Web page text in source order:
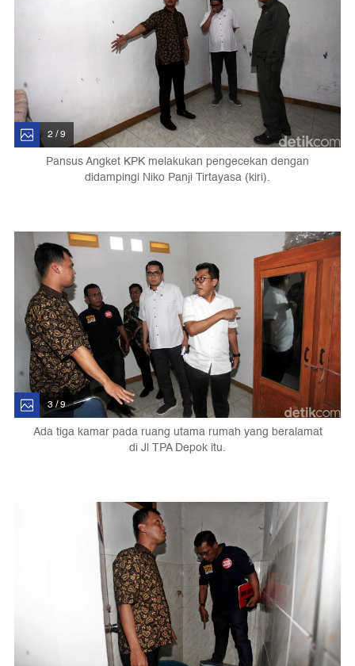
2 / 9
Pansus Angket KPK melakukan pengecekan dengan
didampingi Niko Panji Tirtayasa (kiri).
3 / 9
Ada tiga kamar pada ruang utama rumah yang beralamat
di Jl TPA Depok itu.